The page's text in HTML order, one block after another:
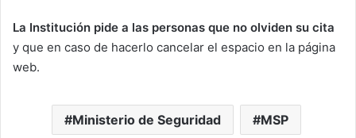
La Institución pide a las personas que no olviden su cita
y que en caso de hacerlo cancelar el espacio en la página
web.
Ministerio de Seguridad MSP